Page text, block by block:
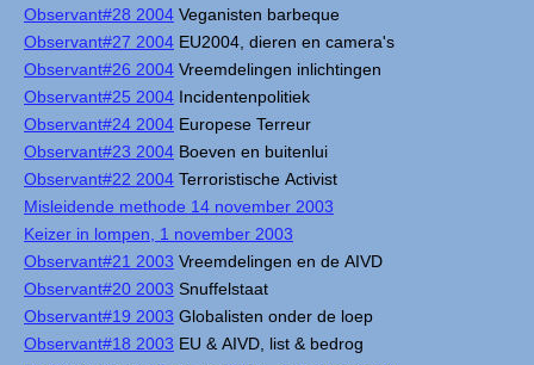
Observant#28 2004 Veganisten barbeque
Observant#27 2004 EU2004, dieren en camera's
Observant#26 2004 Vreemdelingen inlichtingen
Observant#25 2004 Incidentenpolitiek
Observant#24 2004 Europese Terreur
Observant#23 2004 Boeven en buitenlui
Observant#22 2004 Terroristische Activist
Misleidende methode 14 november 2003
Keizer in lompen, 1 november 2003
Observant#21 2003 Vreemdelingen en de AIVD
Observant#20 2003 Snuffelstaat
Observant#19 2003 Globalisten onder de loep
Observant#18 2003 EU & AIVD, list & bedrog